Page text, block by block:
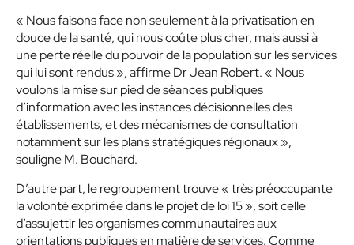
« Nous faisons face non seulement à la privatisation en
douce de la santé, qui nous coûte plus cher, mais aussi à
une perte réelle du pouvoir de la population sur les services
qui lui sont rendus », affirme Dr Jean Robert. « Nous
voulons la mise sur pied de séances publiques
d’information avec les instances décisionnelles des
établissements, et des mécanismes de consultation
notamment sur les plans stratégiques régionaux »,
souligne M. Bouchard.
D’autre part, le regroupement trouve « très préoccupante
la volonté exprimée dans le projet de loi 15 », soit celle
d’assujettir lesorganismes communautaires aux
orientations publiques en matière de services. Comme